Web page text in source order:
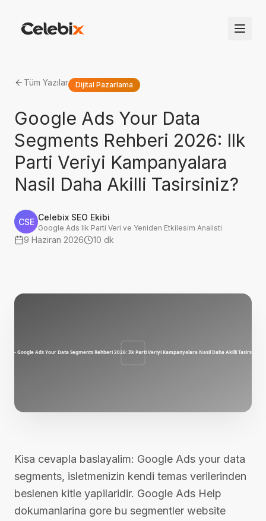
Tüm Yazılar Dijital Pazarlama
Google Ads Your Data
Segments Rehberi 2026: Ilk
Parti Veriyi Kampanyalara
Nasil Daha Akilli Tasirsiniz?
CSE Celebix SEO Ekibi
Google Ads Ilk Parti Veri ve Yeniden Etkilesim Analisti
9 Haziran 2026 10 dk
Kisa cevapla baslayalim: Google Ads your data
segments, isletmenizin kendi temas verilerinden
beslenen kitle yapilaridir. Google Ads Help
dokumanlarina gore bu segmentler website